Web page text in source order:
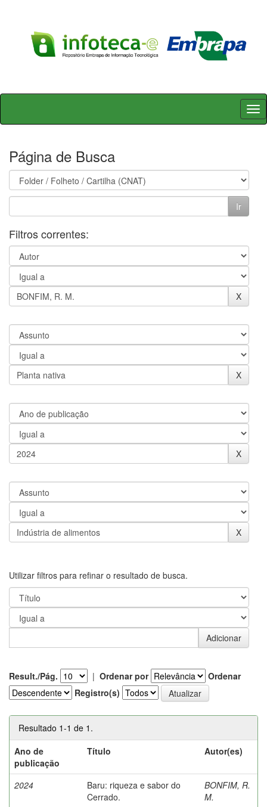
Skip
Página de Busca
Filtros correntes:
Utilizar filtros para refinar o resultado de busca.
Result./Pág. | Ordenar por
Ordenar
Registro(s)
Resultado 1-1 de 1.
Ano de
publicação
Título Autor(es)
2024
Baru: riqueza e sabor do
Cerrado.
BONFIM, R.
M.